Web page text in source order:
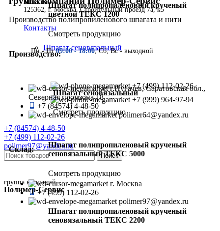
Москва
125362, г. Москва, Строительный проезд 7а, к5
Контакты
Пн - Пт09:00 - 18:00, Сб, Вс - выходной
+7 (499) 112-02-26
+7 (999) 964-97-94
+7 (84574) 4-48-50
+7 (499) 112-02-26
polimer97@yandex.ru
Поиск
группа компаний
Полимер-Сервис
Шпагат полипропиленовый крученый
цветной ТЕКС 1200
Смотреть продукцию
Шпагат сеновязальный
Шпагат сеновязальный
Смотреть продукцию
Шпагат полипропиленовый крученый
сеновязальный ТЕКС 5000
Смотреть продукцию
Шпагат полипропиленовый крученый
сеновязальный ТЕКС 2200
Производство полипропиленового шпагата и нити
Производство:
г.Пугачев, Саратовская обл.,
Северная промзона 18
+7 (84574) 4-48-50
polimer64@yandex.ru
Склад:
г. Москва
+7 (499) 112-02-26
polimer97@yandex.ru